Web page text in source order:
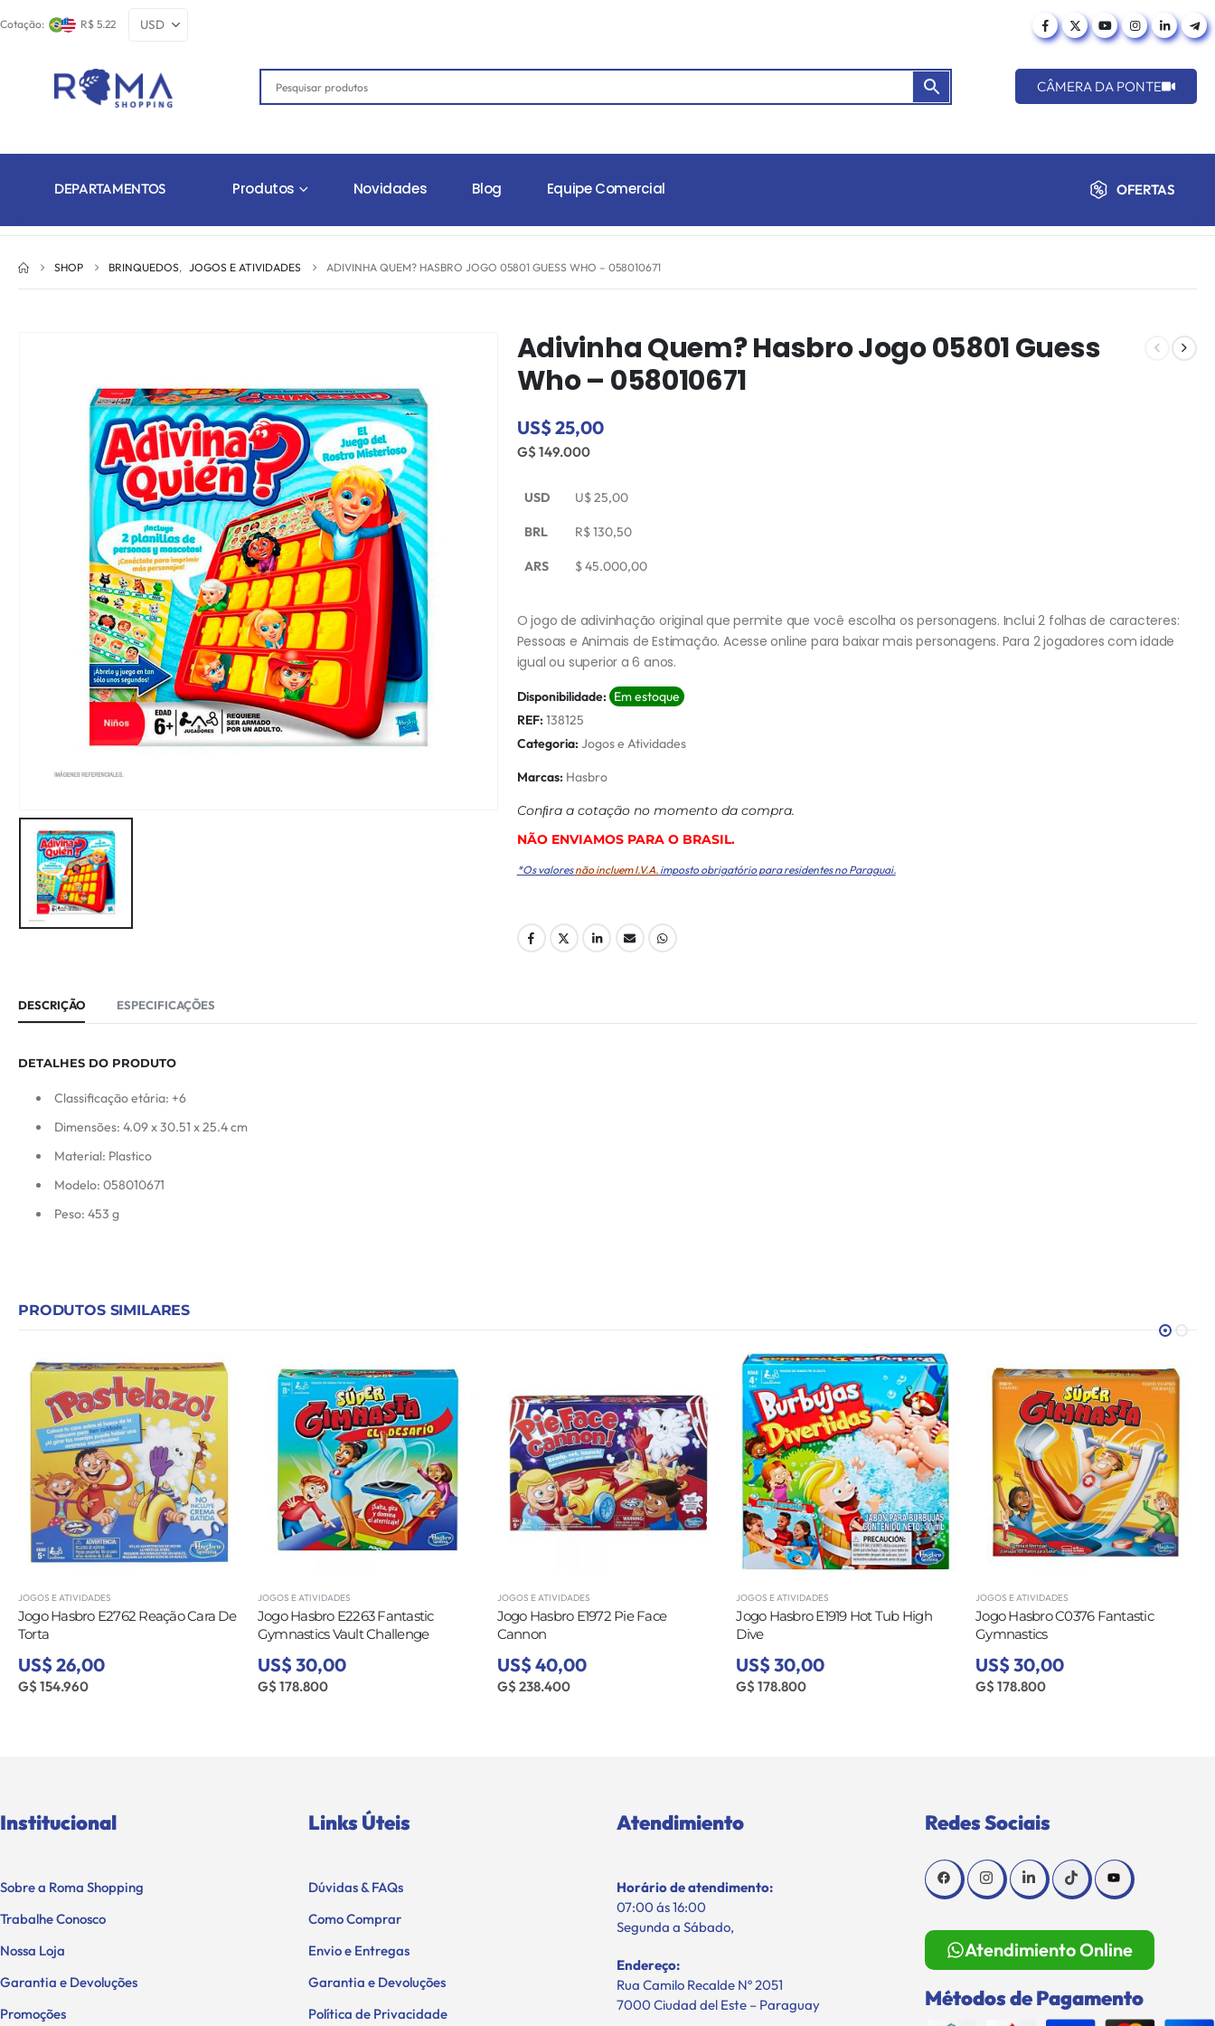
Cotação: R$ 5.22
CÂMERA DA PONTE
DEPARTAMENTOS Produtos Novidades Blog Equipe Comercial OFERTAS
SHOP BRINQUEDOS, JOGOS E ATIVIDADES ADIVINHA QUEM? HASBRO JOGO 05801 GUESS WHO – 058010671
Adivinha Quem? Hasbro Jogo 05801 Guess
Who – 058010671
US$ 25,00
G$ 149.000
USD U$25,00
BRL R$130,50
ARS $45.000,00
O jogo de adivinhação original que permite que você escolha os personagens. Inclui 2 folhas de caracteres:
Pessoas e Animais de Estimação. Acesse online para baixar mais personagens. Para 2 jogadores com idade
igual ou superior a 6 anos.
Disponibilidade: Em estoque
REF: 138125
Categoria: Jogos e Atividades
Marcas: Hasbro
Conﬁra a cotação no momento da compra.
NÃO ENVIAMOS PARA O BRASIL.
*Os valoresnão incluem I.V.A. imposto obrigatório para residentes no Paraguai.
DESCRIÇÃO ESPECIFICAÇÕES
DETALHES DO PRODUTO
Classificação etária: +6
Dimensões: 4.09 x 30.51 x 25.4 cm
Material: Plastico
Modelo: 058010671
Peso: 453 g
PRODUTOS SIMILARES
JOGOS E ATIVIDADES
Jogo Hasbro E2263 Fantastic
Gymnastics Vault Challenge
US$ 30,00
G$ 178.800
JOGOS E ATIVIDADES
Jogo Hasbro E1972 Pie Face
Cannon
US$ 40,00
G$ 238.400
JOGOS E ATIVIDADES
Jogo Hasbro E1919 Hot Tub High
Dive
US$ 30,00
G$ 178.800
JOGOS E ATIVIDADES
Jogo Hasbro C0376 Fantastic
Gymnastics
US$ 30,00
G$ 178.800
JOGOS E ATIVIDADES
MARBOTIC SL15 SMART LETTERS -
SL15
US$ 46,00
G$ 274.160
Institucional
Sobre a Roma Shopping
Trabalhe Conosco
Nossa Loja
Garantia e Devoluções
Promoções
Links Úteis
Dúvidas & FAQs
Como Comprar
Envio e Entregas
Garantia e Devoluções
Política de Privacidade
Atendimiento
Horário de atendimento:
07:00 ás 16:00
Segunda a Sábado,
Endereço:
Rua Camilo Recalde Nº 2051
7000 Ciudad del Este – Paraguay
Redes Sociais
Atendimiento Online
Métodos de Pagamento